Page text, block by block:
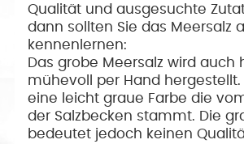
Qualität und ausgesuchte
dann sollten Sie das Meersalz
kennenlernen:
Das grobe Meersalz wird auch
mühevoll per Hand hergestellt.
eine leicht graue Farbe die
der Salzbecken stammt. Die
bedeutet jedoch keinen